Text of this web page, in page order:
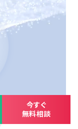
今すぐ
無料相談